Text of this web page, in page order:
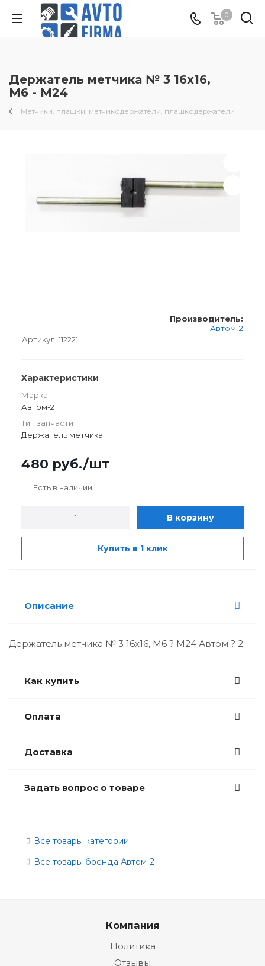
0
Держатель метчика № 3 16x16,
М6 - М24
Метчики, плашки, метчикодержатели, плашкодержатели
Артикул: 112221
Производитель:
Автом-2
Характеристики
Марка
Автом-2
Тип запчасти
Держатель метчика
480 руб./шт
Есть в наличии
В корзину
Купить в 1 клик
Описание
Держатель метчика № 3 16x16, М6 ? М24 Автом ? 2.
Как купить
Оплата
Доставка
Задать вопрос о товаре
Все товары категории
Все товары бренда Автом-2
Компания
Политика
Отзывы